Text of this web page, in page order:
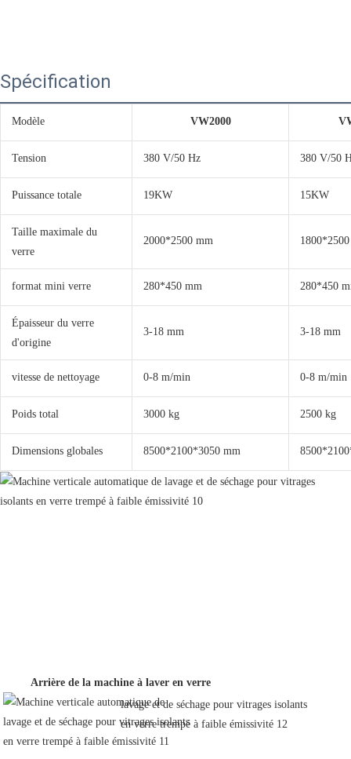
Spécification
Modèle VW2000
Tension 380 V/50 Hz 380 V/50
Puissance totale 19KW 15KW
Taille maximale du
verre
2000*2500 mm
format mini verre 280*450 mm 280*450
Épaisseur du verre
d'origine
3-18 mm 3-18 mm
vitesse de nettoyage 0-8 m/min 0-8 m/min
Poids total 3000 kg 2500 kg
Dimensions globales 8500*2100*3050 mm
Arrière de la machine à laver en verre